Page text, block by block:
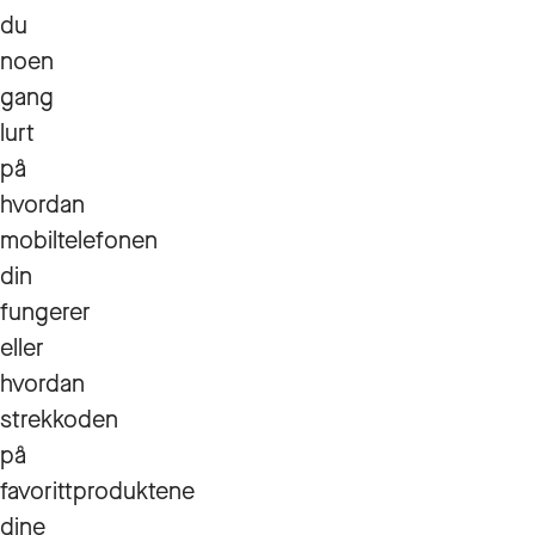
du
noen
gang
lurt
på
hvordan
mobiltelefonen
din
fungerer
eller
hvordan
strekkoden
på
favorittproduktene
dine